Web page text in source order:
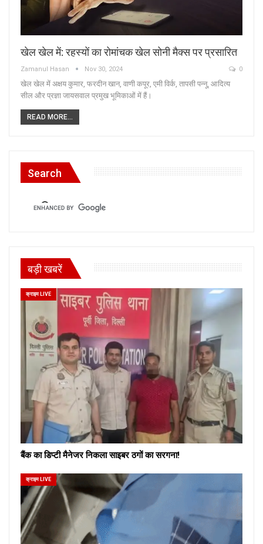
खेल खेल में: रहस्यों का रोमांचक खेल सोनी मैक्स पर प्रसारित
Zamanul Hasan Nov 30, 2024 0
खेल खेल में अक्षय कुमार, फरदीन खान, वाणी कपूर, एमी विर्क, तापसी पन्नू, आदित्य
सील और प्रज्ञा जायसवाल प्रमुख भूमिकाओं में हैं।
READ MORE...
Search
बड़ी खबरें
क्राइम LIVE
बैंक का डिप्टी मैनेजर निकला साइबर ठगों का सरगना!
क्राइम LIVE